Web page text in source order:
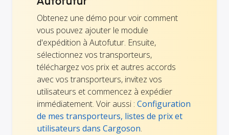
Obtenez une démo pour voir comment
vous pouvez ajouter le module
d'expédition à Autofutur. Ensuite,
sélectionnez vos transporteurs,
téléchargez vos prix et autres accords
avec vos transporteurs, invitez vos
utilisateurs et commencez à expédier
immédiatement. Voir aussi : Configuration
de mes transporteurs, listes de prix et
utilisateurs dans Cargoson.